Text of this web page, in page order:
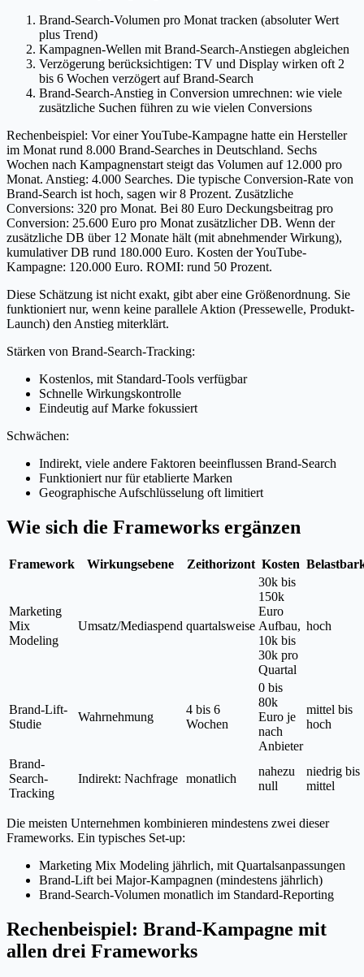
Brand-Search-Volumen pro Monat tracken (absoluter Wert
plus Trend)
Kampagnen-Wellen mit Brand-Search-Anstiegen abgleichen
Verzögerung berücksichtigen: TV und Display wirken oft 2
bis 6 Wochen verzögert auf Brand-Search
Brand-Search-Anstieg in Conversion umrechnen: wie viele
zusätzliche Suchen führen zu wie vielen Conversions
Rechenbeispiel: Vor einer YouTube-Kampagne hatte ein Hersteller
im Monat rund 8.000 Brand-Searches in Deutschland. Sechs
Wochen nach Kampagnenstart steigt das Volumen auf 12.000 pro
Monat. Anstieg: 4.000 Searches. Die typische Conversion-Rate von
Brand-Search ist hoch, sagen wir 8 Prozent. Zusätzliche
Conversions: 320 pro Monat. Bei 80 Euro Deckungsbeitrag pro
Conversion: 25.600 Euro pro Monat zusätzlicher DB. Wenn der
zusätzliche DB über 12 Monate hält (mit abnehmender Wirkung),
kumulativer DB rund 180.000 Euro. Kosten der YouTube-
Kampagne: 120.000 Euro. ROMI: rund 50 Prozent.
Diese Schätzung ist nicht exakt, gibt aber eine Größenordnung. Sie
funktioniert nur, wenn keine parallele Aktion (Pressewelle, Produkt-
Launch) den Anstieg miterklärt.
Stärken von Brand-Search-Tracking:
Kostenlos, mit Standard-Tools verfügbar
Schnelle Wirkungskontrolle
Eindeutig auf Marke fokussiert
Schwächen:
Indirekt, viele andere Faktoren beeinflussen Brand-Search
Funktioniert nur für etablierte Marken
Geographische Aufschlüsselung oft limitiert
Wie sich die Frameworks ergänzen
Framework Wirkungsebene Zeithorizont Kosten
Marketing
Mix
Modeling
Umsatz/Mediaspend quartalsweise
30k bis
150k
Euro
Aufbau,
10k bis
30k pro
Quartal
hoch
Brand-Lift-
Studie
Wahrnehmung
4 bis 6
Wochen
0 bis
80k
Euro je
nach
Anbieter
mittel bis
hoch
Brand-
Search-
Tracking
Indirekt: Nachfrage monatlich
nahezu
null
niedrig bis
mittel
Die meisten Unternehmen kombinieren mindestens zwei dieser
Frameworks. Ein typisches Set-up:
Marketing Mix Modeling jährlich, mit Quartalsanpassungen
Brand-Lift bei Major-Kampagnen (mindestens jährlich)
Brand-Search-Volumen monatlich im Standard-Reporting
Rechenbeispiel: Brand-Kampagne mit
allen drei Frameworks